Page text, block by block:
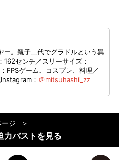
ー。親子二代でグラドルという異
センチ／スリーサイズ：
FPSゲーム、コスプレ、料理／
： ＠mitsuhashi_zz
ジ
力バストを見る